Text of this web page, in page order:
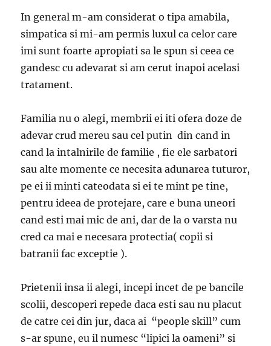
In general m-am considerat o tipa amabila,
simpatica si mi-am permis luxul ca celor care
imi sunt foarte apropiati sa le spun si ceea ce
gandesc cu adevarat si am cerut inapoi acelasi
tratament.
Familia nu o alegi, membrii ei iti ofera doze de
adevar crud mereu sau cel putin din cand in
cand la intalnirile de familie , fie ele sarbatori
sau alte momente ce necesita adunarea tuturor,
pe ei ii minti cateodata si ei te mint pe tine,
pentru ideea de protejare, care e buna uneori
cand esti mai mic de ani, dar de la o varsta nu
cred ca mai e necesara protectia( copii si
batranii fac exceptie ).
Prietenii insa ii alegi, incepi incet de pe bancile
scolii, descoperi repede daca esti sau nu placut
de catre cei din jur, daca ai “people skill” cum
s-ar spune, eu il numesc “lipici la oameni” si